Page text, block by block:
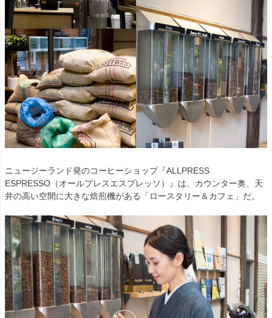
ニュージーランド発のコーヒーショップ『ALLPRESS
ESPRESSO（オールプレスエスプレッソ）』は、カウンター奥、天
井の高い空間に大きな焙煎機がある「ロースタリー＆カフェ」だ。